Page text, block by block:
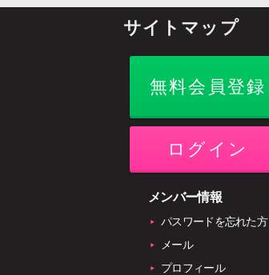
サイトマップ
無料会員登録
ログイン
メンバー情報
パスワードを忘れた方
メール
プロフィール